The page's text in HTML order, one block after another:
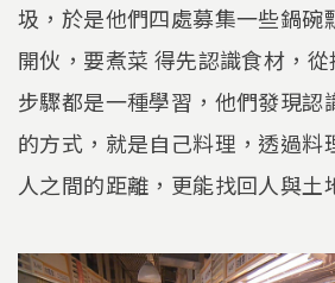
圾，於是他們四處募集一些鍋碗
開伙，要煮菜 得先認識食材，
步驟都是一種學習，他們發現認
的方式，就是自己料理，透過料
人之間的距離，更能找回人與土